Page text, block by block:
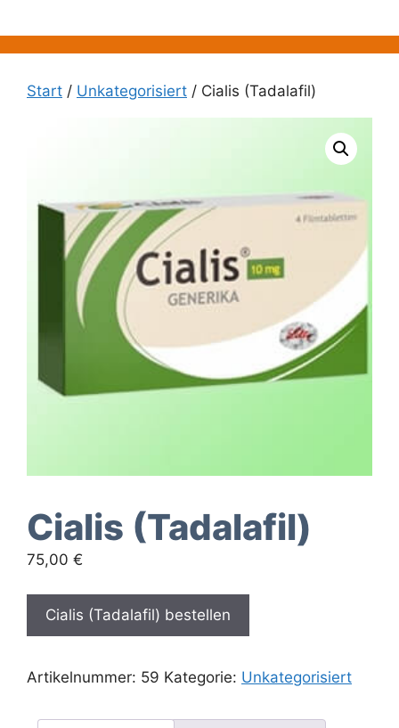
Inhalt
springen
Start / Unkategorisiert / Cialis (Tadalafil)
Cialis (Tadalafil)
75,00 €
Cialis (Tadalafil) bestellen
Artikelnummer: 59 Kategorie: Unkategorisiert